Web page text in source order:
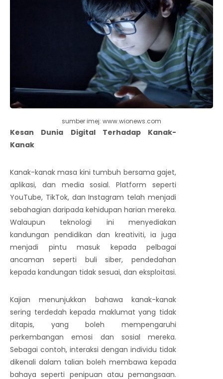
sumber imej: www.wionews.com
Kesan Dunia Digital Terhadap Kanak-
Kanak
Kanak-kanak masa kini tumbuh bersama gajet,
aplikasi, dan media sosial. Platform seperti
YouTube, TikTok, dan Instagram telah menjadi
sebahagian daripada kehidupan harian mereka.
Walaupun teknologi ini menyediakan
kandungan pendidikan dan kreativiti, ia juga
menjadi pintu masuk kepada pelbagai
ancaman seperti buli siber, pendedahan
kepada kandungan tidak sesuai, dan eksploitasi.
Kajian menunjukkan bahawa kanak-kanak
sering terdedah kepada maklumat yang tidak
ditapis, yang boleh mempengaruhi
perkembangan emosi dan sosial mereka.
Sebagai contoh, interaksi dengan individu tidak
dikenali dalam talian boleh membawa kepada
bahaya seperti penipuan atau pemangsaan.